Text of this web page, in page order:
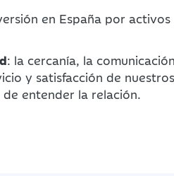
en España por
: la cercanía, la
y satisfacción de
entender la relación.